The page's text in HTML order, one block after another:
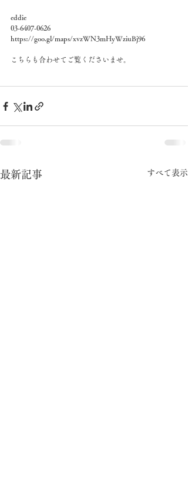
eddie
03-6407-0626
https://goo.gl/maps/xvzWN3mHyWziuBj96
こちらも合わせてご覧くださいませ。
最新記事 すべて表示